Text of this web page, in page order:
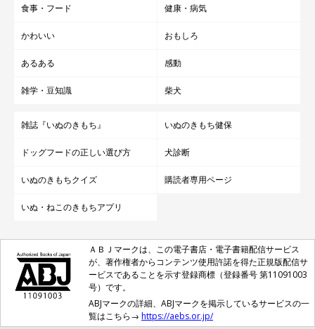
食事・フード 健康・病気
かわいい おもしろ
あるある 感動
雑学・豆知識 柴犬
雑誌『いぬのきもち』 いぬのきもち健保
ドッグフードの正しい選び方 犬診断
いぬのきもちクイズ 購読者専用ページ
いぬ・ねこのきもちアプリ
ＡＢＪマークは、この電子書店・電子書籍配信サービス
が、著作権者からコンテンツ使用許諾を得た正規版配信サ
ービスであることを示す登録商標（登録番号 第11091003
号）です。
ABJマークの詳細、ABJマークを掲示しているサービスの一
覧はこちら→ https://aebs.or.jp/